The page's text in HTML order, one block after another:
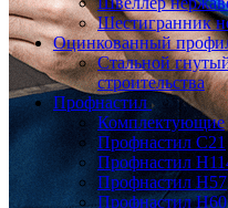
Шестигранник
Оцинкованный
Стальной
строительства
Профнастил
Комплектующие
Профнастил C21
Профнастил
Профнастил Н57
Профнастил Н60